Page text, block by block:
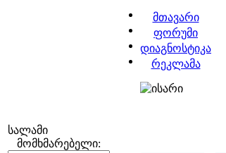
მთავარი
ფორუმი
დიაგნოსტიკა
რეკლამა
სალამი
მომხმარებელი: